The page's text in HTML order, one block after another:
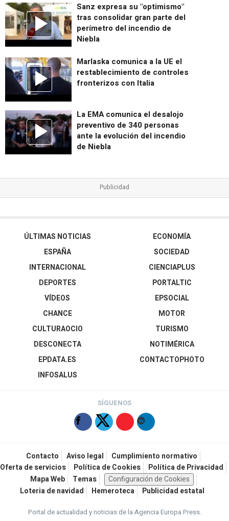
Sanz expresa su "optimismo"
tras consolidar gran parte del
perímetro del incendio de
Niebla
Marlaska comunica a la UE el
restablecimiento de controles
fronterizos con Italia
La EMA comunica el desalojo
preventivo de 340 personas
ante la evolución del incendio
de Niebla
ÚLTIMAS NOTICIAS
ESPAÑA
INTERNACIONAL
DEPORTES
VÍDEOS
ECONOMÍA
SOCIEDAD
CIENCIAPLUS
PORTALTIC
EPSOCIAL
CHANCE
CULTURAOCIO
DESCONECTA
EPDATA.ES
INFOSALUS
MOTOR
TURISMO
NOTIMÉRICA
CONTACTOPHOTO
SÍGUENOS
Contacto Aviso legal
Cumplimiento normativo
Oferta de servicios
Política de Cookies
Política de Privacidad
Mapa Web
Temas
Configuración de Cookies
Loteria de navidad
Hemeroteca Publicidad estatal
Portal de actualidad y noticias de la Agencia Europa Press.